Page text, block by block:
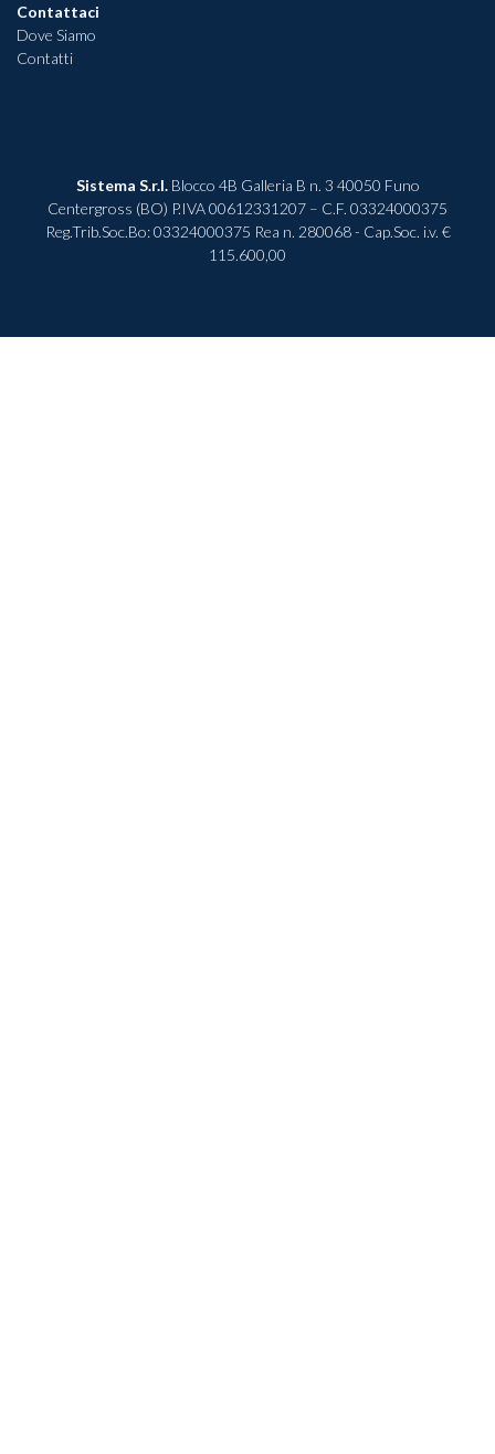
Contattaci
Dove Siamo
Contatti
Sistema S.r.l.Blocco 4B Galleria B n. 3 40050 Funo
Centergross (BO) P.IVA 00612331207 – C.F. 03324000375
Reg.Trib.Soc.Bo: 03324000375 Rea n. 280068 - Cap.Soc. i.v. €
115.600,00